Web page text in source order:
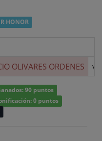
HONOR
OLIVARES ORDENES v/
90 puntos
0 puntos